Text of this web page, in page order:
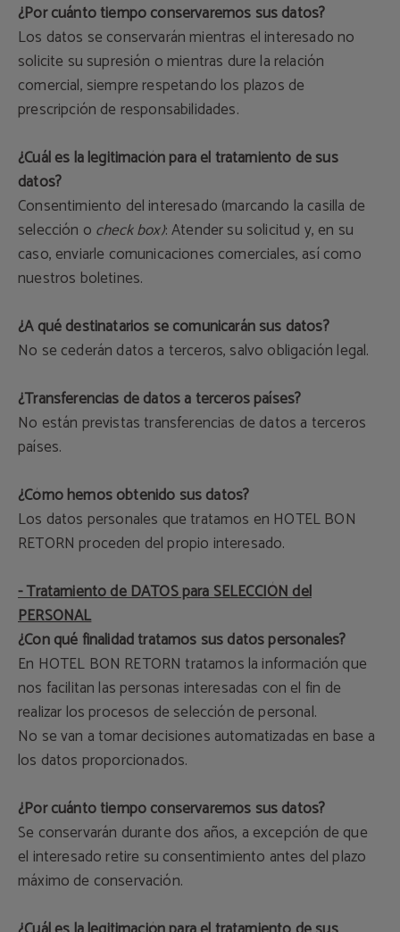
¿Por cuánto tiempo conservaremos sus datos?
Los datos se conservarán mientras el interesado no
solicite su supresión o mientras dure la relación
comercial, siempre respetando los plazos de
prescripción de responsabilidades.
¿Cuál es la legitimación para el tratamiento de sus
datos?
Consentimiento del interesado (marcando la casilla de
selección o check box): Atender su solicitud y, en su
caso, enviarle comunicaciones comerciales, así como
nuestros boletines.
¿A qué destinatarios se comunicarán sus datos?
No se cederán datos a terceros, salvo obligación legal.
¿Transferencias de datos a terceros países?
No están previstas transferencias de datos a terceros
países.
¿Cómo hemos obtenido sus datos?
Los datos personales que tratamos en HOTEL BON
RETORN proceden del propio interesado.
- Tratamiento de DATOS para SELECCIÓN del
PERSONAL
¿Con qué finalidad tratamos sus datos personales?
En HOTEL BON RETORN tratamos la información que
nos facilitan las personas interesadas con el fin de
realizar los procesos de selección de personal.
No se van a tomar decisiones automatizadas en base a
los datos proporcionados.
¿Por cuánto tiempo conservaremos sus datos?
Se conservarán durante dos años, a excepción de que
el interesado retire su consentimiento antes del plazo
máximo de conservación.